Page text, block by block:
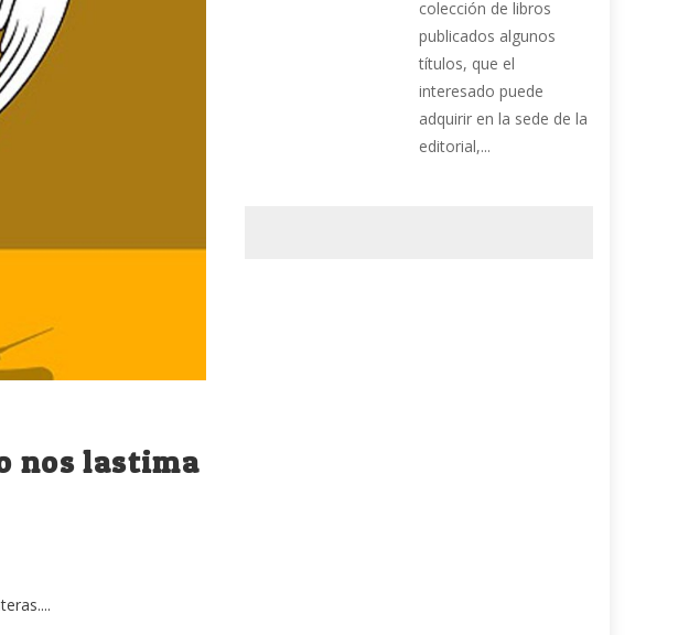
nos lastima
colección de libros
publicados algunos
títulos, que el
interesado puede
adquirir en la sede de la
editorial,...